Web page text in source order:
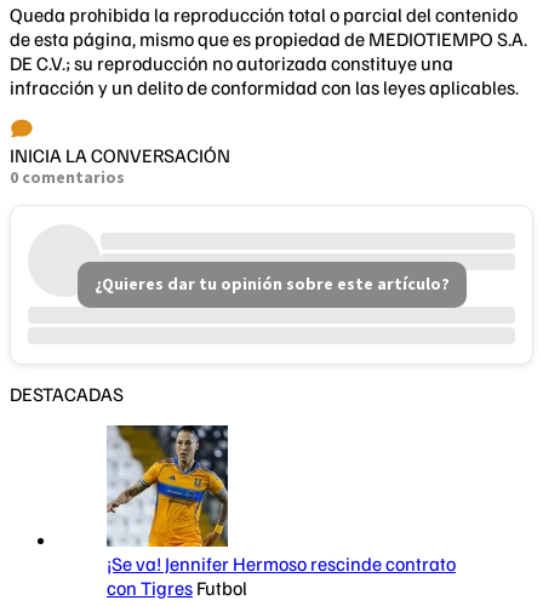
Queda prohibida la reproducción total o parcial del contenido
de esta página, mismo que es propiedad de MEDIOTIEMPO S.A.
DE C.V.; su reproducción no autorizada constituye una
infracción y un delito de conformidad con las leyes aplicables.
INICIA LA CONVERSACIÓN
0 comentarios
¿Quieres dar tu opinión sobre este artículo?
DESTACADAS
¡Se va! Jennifer Hermoso rescinde contrato
con Tigres Futbol